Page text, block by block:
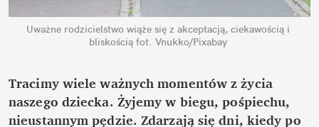
Uważne rodzicielstwo wiąże się z akceptacją, ciekawością i
bliskością fot. Vnukko/Pixabay
Tracimy wiele ważnych momentów z życia
naszego dziecka. Żyjemy w biegu, pośpiechu,
nieustannym pędzie. Zdarzają się dni, kiedy po